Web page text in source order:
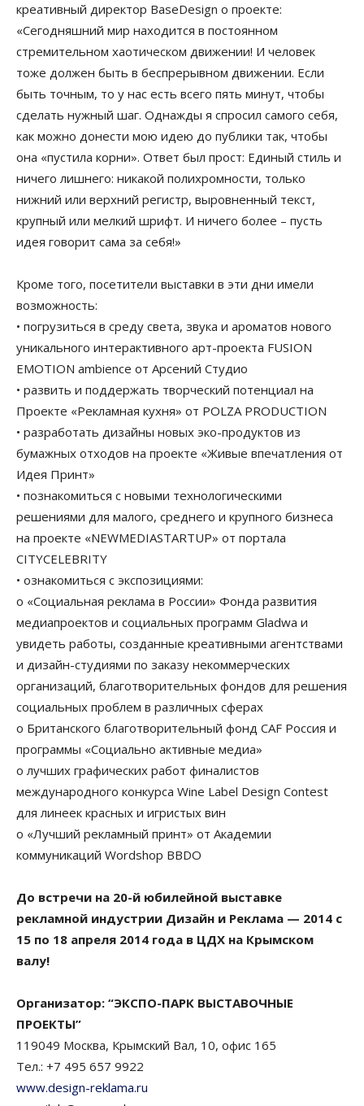
креативный директор BaseDesign о проекте:
«Сегодняшний мир находится в постоянном
стремительном хаотическом движении! И человек
тоже должен быть в беспрерывном движении. Если
быть точным, то у нас есть всего пять минут, чтобы
сделать нужный шаг. Однажды я спросил самого себя,
как можно донести мою идею до публики так, чтобы
она «пустила корни». Ответ был прост: Единый стиль и
ничего лишнего: никакой полихромности, только
нижний или верхний регистр, выровненный текст,
крупный или мелкий шрифт. И ничего более – пусть
идея говорит сама за себя!»
Кроме того, посетители выставки в эти дни имели
возможность:
• погрузиться в среду света, звука и ароматов нового
уникального интерактивного арт-проекта FUSION
EMOTION ambience от Арсений Студио
• развить и поддержать творческий потенциал на
Проекте «Рекламная кухня» от POLZA PRODUCTION
• разработать дизайны новых эко-продуктов из
бумажных отходов на проекте «Живые впечатления от
Идея Принт»
• познакомиться с новыми технологическими
решениями для малого, среднего и крупного бизнеса
на проекте «NEWMEDIASTARTUP» от портала
CITYCELEBRITY
• ознакомиться с экспозициями:
o «Социальная реклама в России» Фонда развития
медиапроектов и социальных программ Gladwa и
yвидеть работы, созданные креативными агентствами
и дизайн-студиями по заказу некоммерческих
организаций, благотворительных фондов для решения
социальных проблем в различных сферах
o Британского благотворительный фонд CAF Россия и
программы «Социально активные медиа»
o лучших графических работ финалистов
международного конкурса Wine Label Design Contest
для линеек красных и игристых вин
o «Лучший рекламный принт» от Академии
коммуникаций Wordshop BBDO
До встречи на 20-й юбилейной выставке
рекламной индустрии Дизайн и Реклама — 2014 с
15 по 18 апреля 2014 года в ЦДХ на Крымском
валу!
Организатор: “ЭКСПО-ПАРК ВЫСТАВОЧНЫЕ
ПРОЕКТЫ”
119049 Москва, Крымский Вал, 10, офис 165
Тел.: +7 495 657 9922
www.design-reklama.ru